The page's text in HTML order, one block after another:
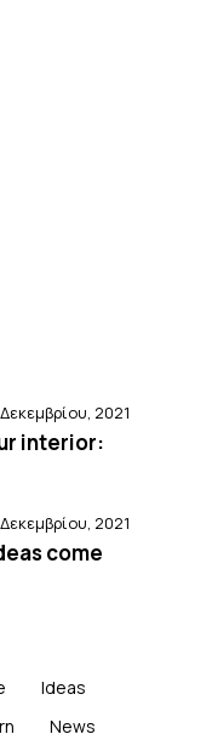
2021
interior:
2021
come
Ideas
News